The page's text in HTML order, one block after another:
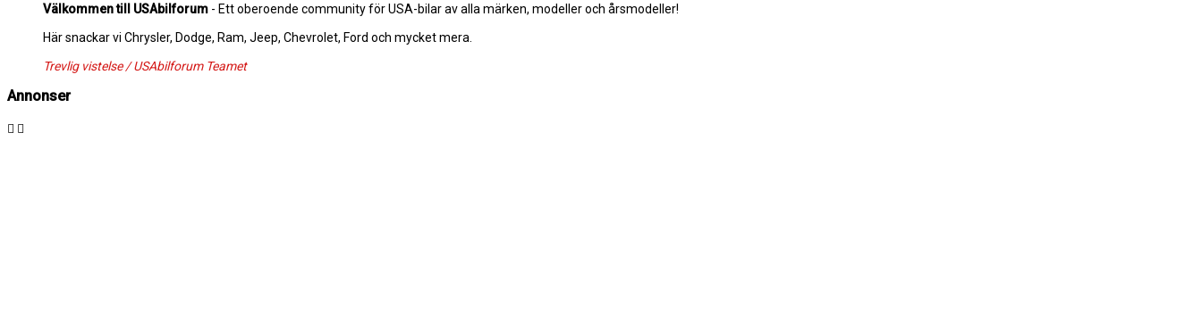
Välkommen till USAbilforum - Ett oberoende community för USA-bilar av alla märken, modeller och årsmodeller!
Här snackar vi Chrysler, Dodge, Ram, Jeep, Chevrolet, Ford och mycket mera.
Trevlig vistelse / USAbilforum Teamet
Annonser